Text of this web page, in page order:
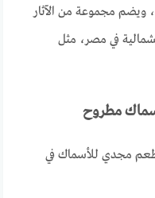
مجموعة من الآثار
في مصر، مثل
مطروح
مجدي للأسماك في